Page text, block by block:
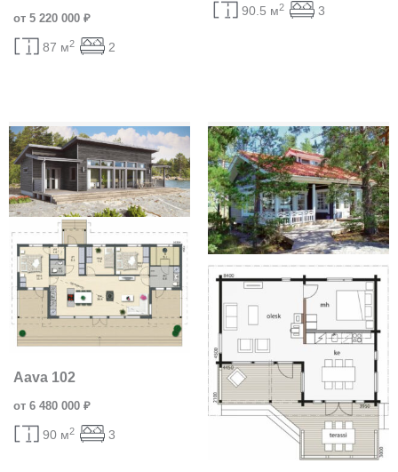
от 5 220 000 ₽
87 м2 2
90.5 м2 3
Aava 102
от 6 480 000 ₽
90 м2 3